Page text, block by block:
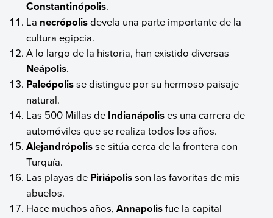
Constantinópolis.
La necrópolisdevela una parte importante de la
cultura egipcia.
A lo largo de la historia, han existido diversas
Neápolis.
Paleópolisse distingue por su hermoso paisaje
natural.
Las 500 Millas de Indianápolises una carrera de
automóviles que se realiza todos los años.
Alejandrópolisse sitúa cerca de la frontera con
Turquía.
Las playas de Piriápolisson las favoritas de mis
abuelos.
Hace muchos años,Annapolisfue la capital